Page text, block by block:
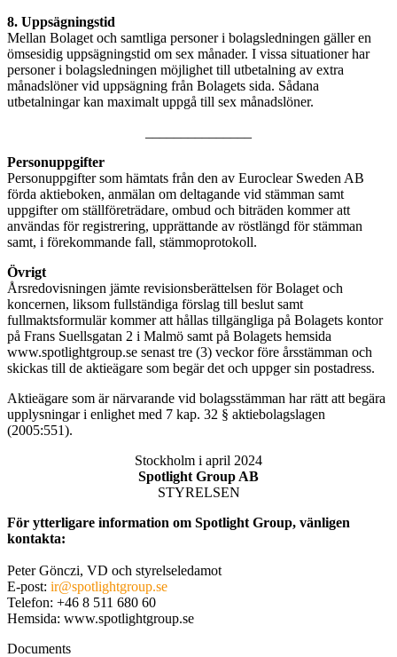
8. Uppsägningstid
Mellan Bolaget och samtliga personer i bolagsledningen gäller en
ömsesidig uppsägningstid om sex månader. I vissa situationer har
personer i bolagsledningen möjlighet till utbetalning av extra
månadslöner vid uppsägning från Bolagets sida. Sådana
utbetalningar kan maximalt uppgå till sex månadslöner.
Personuppgifter
Personuppgifter som hämtats från den av Euroclear Sweden AB
förda aktieboken, anmälan om deltagande vid stämman samt
uppgifter om ställföreträdare, ombud och biträden kommer att
användas för registrering, upprättande av röstlängd för stämman
samt, i förekommande fall, stämmoprotokoll.
Övrigt
Årsredovisningen jämte revisionsberättelsen för Bolaget och
koncernen, liksom fullständiga förslag till beslut samt
fullmaktsformulär kommer att hållas tillgängliga på Bolagets kontor
på Frans Suellsgatan 2 i Malmö samt på Bolagets hemsida
www.spotlightgroup.se senast tre (3) veckor före årsstämman och
skickas till de aktieägare som begär det och uppger sin postadress.
Aktieägare som är närvarande vid bolagsstämman har rätt att begära
upplysningar i enlighet med 7 kap. 32 § aktiebolagslagen
(2005:551).
Stockholm i april 2024
Spotlight Group AB
STYRELSEN
För ytterligare information om Spotlight Group, vänligen
kontakta:
Peter Gönczi, VD och styrelseledamot
E-post: ir@spotlightgroup.se
Telefon: +46 8 511 680 60
Hemsida: www.spotlightgroup.se
Documents